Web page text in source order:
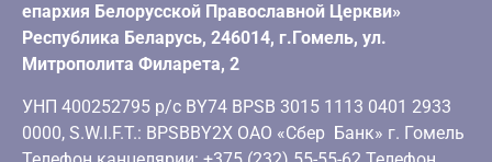
епархия Белорусской Православной Церкви»
Республика Беларусь, 246014, г.Гомель, ул.
Митрополита Филарета, 2
УНП 400252795 р/с BY74 BPSB 3015 1113 0401 2933
0000, S.W.I.F.T.: BPSBBY2X ОАО «Сбер Банк» г. Гомель